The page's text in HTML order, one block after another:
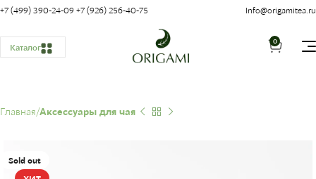
+7 (499) 390-24-09 +7 (926) 256-40-75 Info@origamitea.ru
Каталог
0
Главная Аксессуары для чая
Sold out